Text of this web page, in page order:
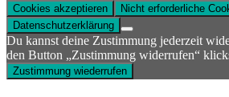
Cookies akzeptieren
Nicht erforderliche
Datenschutzerklärung
Du kannst deine Zustimmung jederzeit
den Button „Zustimmung widerrufen“
Zustimmung wiederrufen